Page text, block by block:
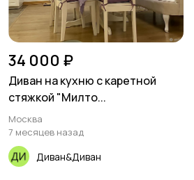
34 000 ₽
Диван на кухню с каретной
стяжкой "Милто...
Москва
7 месяцев назад
Диван&Диван